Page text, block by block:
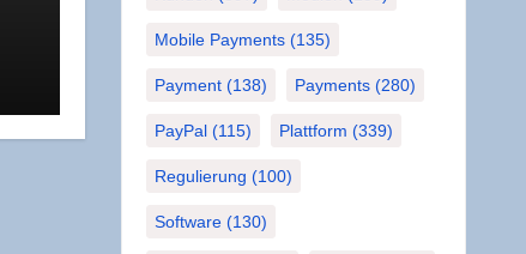
Mobile Payments(135)
Payment(138) Payments(280)
PayPal(115) Plattform (339)
Regulierung (100)
Software(130)